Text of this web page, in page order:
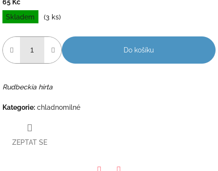
65 Kč
Měrná
cena:
Skladem (3 ks)
Do košíku
Rudbeckia hirta
Kategorie: chladnomilné
ZEPTAT SE